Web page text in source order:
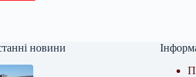
новини